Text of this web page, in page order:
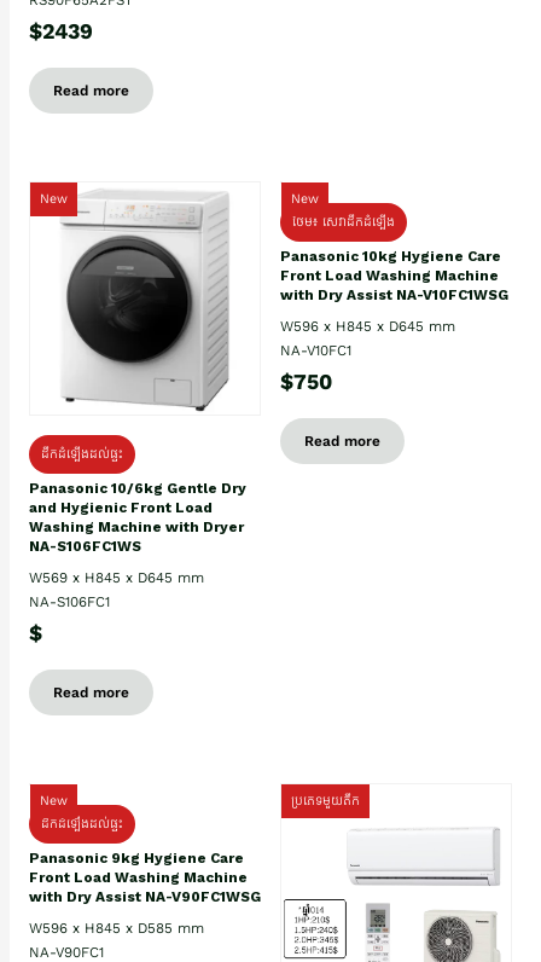
$2439
Read more
New
ដឹកដំឡើងដល់ផ្ទះ
Panasonic 10/6kg Gentle Dry
and Hygienic Front Load
Washing Machine with Dryer
NA-S106FC1WS
W569 x H845 x D645 mm
NA-S106FC1
$
Read more
New
ថែម៖ សេវាដឹកដំឡើង
Panasonic 10kg Hygiene Care
Front Load Washing Machine
with Dry Assist NA-V10FC1WSG
W596 x H845 x D645 mm
NA-V10FC1
$750
Read more
New
ដឹកដំឡើងដល់ផ្ទះ
Panasonic 9kg Hygiene Care
Front Load Washing Machine
with Dry Assist NA-V90FC1WSG
W596 x H845 x D585 mm
NA-V90FC1
ប្រភេទមួយតឹក